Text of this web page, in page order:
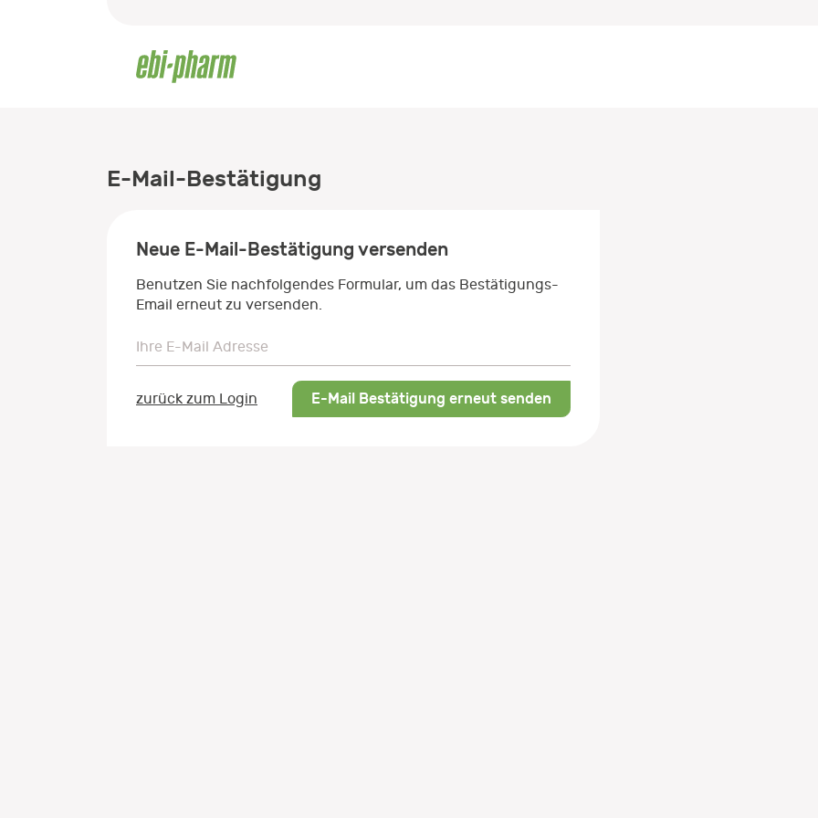
E-Mail-Bestätigung
Neue E-Mail-Bestätigung versenden
Benutzen Sie nachfolgendes Formular, um das Bestätigungs-
Email erneut zu versenden.
Ihre E-Mail Adresse
Ihre E-Mail Adresse
zurück zum Login E-Mail Bestätigung erneut senden